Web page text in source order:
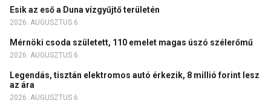
Esik az eső a Duna vízgyűjtő területén
2026. AUGUSZTUS 6.
Mérnöki csoda született, 110 emelet magas úszó szélerőmű
2026. AUGUSZTUS 6.
Legendás, tisztán elektromos autó érkezik, 8 millió forint lesz
az ára
2026. AUGUSZTUS 6.